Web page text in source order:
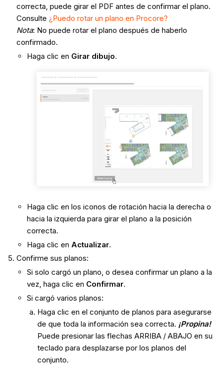
correcta, puede girar el PDF antes de confirmar el plano.
Consulte ¿Puedo rotar un plano en Procore?
Nota: No puede rotar el plano después de haberlo
confirmado.
Haga clic en Girar dibujo.
Haga clic en los iconos de rotación hacia la derecha o
hacia la izquierda para girar el plano a la posición
correcta.
Haga clic en Actualizar.
Confirme sus planos:
Si solo cargó un plano, o desea confirmar un plano a la
vez, haga clic en Confirmar.
Si cargó varios planos:
Haga clic en el conjunto de planos para asegurarse
de que toda la información sea correcta. ¡Propina!
Puede presionar las flechas ARRIBA / ABAJO en su
teclado para desplazarse por los planos del
conjunto.